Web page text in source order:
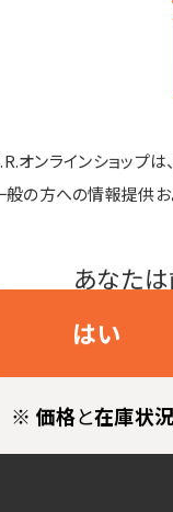
オンラインショップ
般の方への情報提供お
あなた
はい
※ 価格と在庫状況
ッグ「ランラン」の
で確認してきた製造
、その設備をご紹